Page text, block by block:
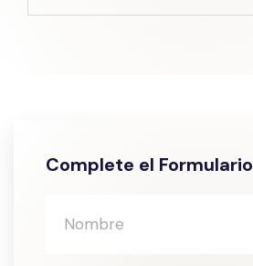
Complete el Formulario